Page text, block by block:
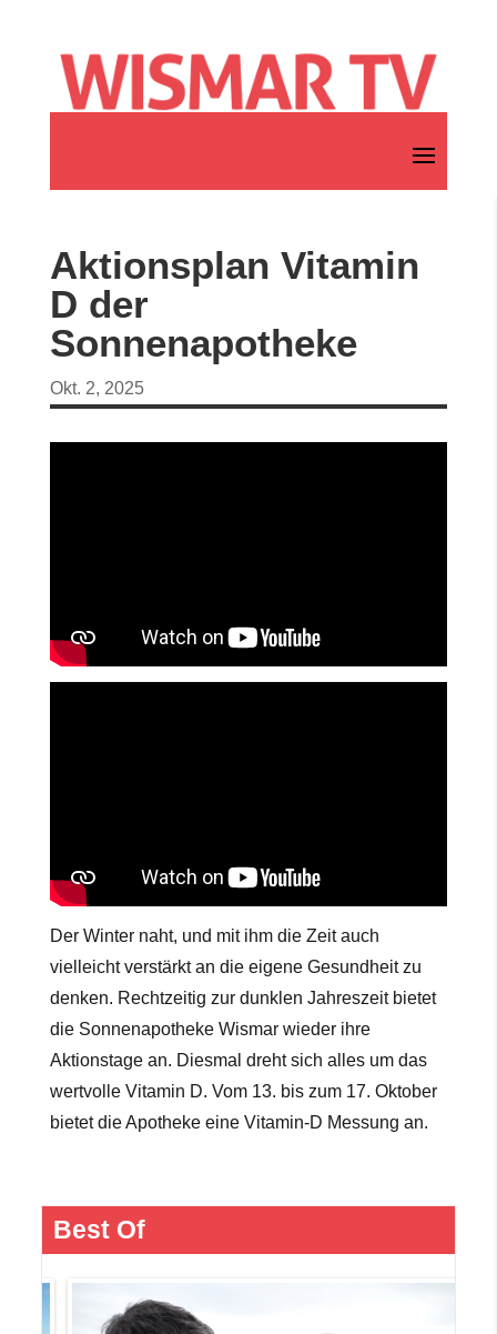
Aktionsplan Vitamin
D der
Sonnenapotheke
Okt. 2, 2025
Der Winter naht, und mit ihm die Zeit auch
vielleicht verstärkt an die eigene Gesundheit zu
denken. Rechtzeitig zur dunklen Jahreszeit bietet
die Sonnenapotheke Wismar wieder ihre
Aktionstage an. Diesmal dreht sich alles um das
wertvolle Vitamin D. Vom 13. bis zum 17. Oktober
bietet die Apotheke eine Vitamin-D Messung an.
Best Of